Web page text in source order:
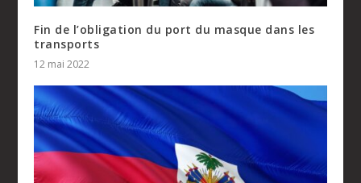
Fin de l’obligation du port du masque dans les
transports
12 mai 2022